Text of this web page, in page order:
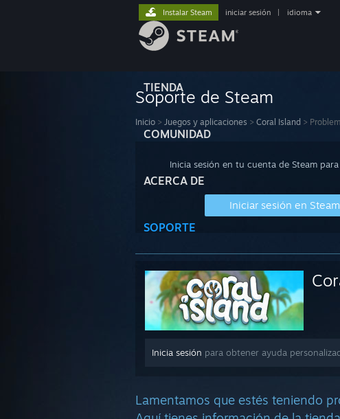
TIENDA
COMUNIDAD
ACERCA DE
SOPORTE
Instalar Steam iniciar sesión idioma
Soporte de Steam
Inicio > Juegos y aplicaciones > Coral Island >
Inicia sesión en tu cuenta de Steam
Iniciar sesión en Steam
Inicia sesión para obtener ayuda
Lamentamos que estés teniendo